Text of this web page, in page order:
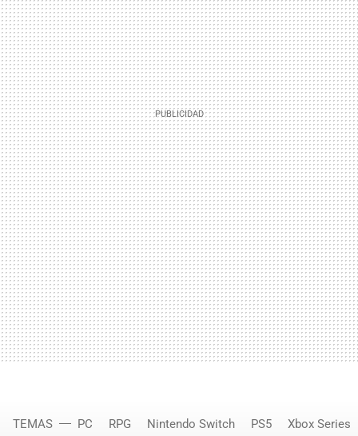
TEMAS PC RPG Nintendo Switch PS5 Xbox Series